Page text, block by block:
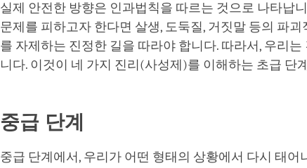
실제 안전한 방향은 인과법칙을 따르는 것으로 나타납
문제를 피하고자 한다면 살생, 도둑질, 거짓말 등의 파
를 자제하는 진정한 길을 따라야 합니다. 따라서, 우리
니다. 이것이 네 가지 진리(사성제)를 이해하는 초급 단
중급 단계
중급 단계에서, 우리가 어떤 형태의 상황에서 다시 태어